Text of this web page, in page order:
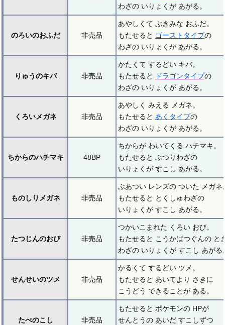
わざの いりょくが あがる。
のろいのおふだ 非売品
あやしくて ぶきみな おふだ。
もたせると ゴーストタイプの
わざの いりょくが あがる。
りゅうのキバ 非売品
かたくて するどい キバ。
もたせると
ドラゴンタイプの
わざの いりょくが あがる。
くろいメガネ 非売品
あやしく みえる メガネ。
もたせると あくタイプの
わざの いりょくが あがる。
ちからのハチマキ 48BP
ちからが わいてくる ハチマキ。
もたせると ぶつりわざの
いりょくが すこし あがる。
ものしりメガネ 非売品
ぶあつい レンズの ついた メガネ
もたせると とくしゅわざの
いりょくが すこし あがる。
たつじんのおび 非売品
つかいこまれた くろい おび。
もたせると こうかばつぐんの と
わざの いりょくが すこし あがる
せんせいのツメ 非売品
かるくて するどい ツメ。
もたせると あいてより さきに
こうどう できることが ある。
たべのこし 非売品
もたせると ポケモンの HPが
せんとうの あいだ すこしずつ